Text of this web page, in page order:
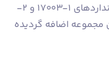
ساختمانی درب و پنجره بر اساس استانداردهای 1-17003 و 2-
مجموعه اضافه گردیده